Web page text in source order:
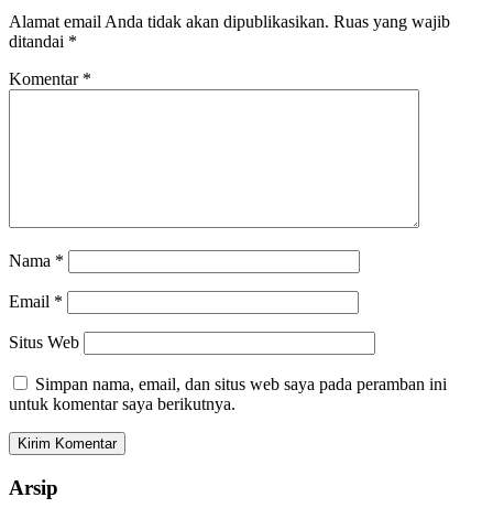
Alamat email Anda tidak akan dipublikasikan. Ruas yang wajib
ditandai *
Komentar *
Nama *
Email *
Situs Web
Simpan nama, email, dan situs web saya pada peramban ini
untuk komentar saya berikutnya.
Arsip